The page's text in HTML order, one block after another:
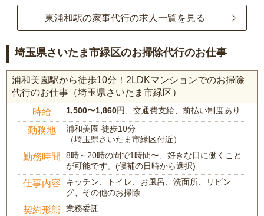
東浦和駅の家事代行の求人一覧を見る
埼玉県さいたま市緑区のお掃除代行のお仕事
浦和美園駅から徒歩10分！2LDKマンションでのお掃除
代行のお仕事（埼玉県さいたま市緑区）
時給 1,500〜1,860円 、交通費支給、前払い制度あり
勤務地
浦和美園 徒歩10分
（埼玉県さいたま市緑区付近）
勤務時間
8時～20時の間で1時間〜、好きな日に働くこと
が可能です。(候補の日時から選択)
仕事内容
キッチン、トイレ、お風呂、洗面所、リビン
グ、その他のお掃除
契約形態 業務委託